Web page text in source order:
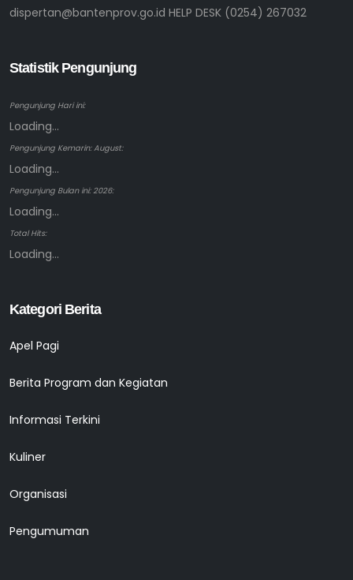
dispertan@bantenprov.go.id HELP DESK (0254) 267032
Statistik Pengunjung
Pengunjung Hari ini:
Loading...
Pengunjung Kemarin: August:
Loading...
Pengunjung Bulan ini: 2026:
Loading...
Total Hits:
Loading...
Kategori Berita
Apel Pagi
Berita Program dan Kegiatan
Informasi Terkini
Kuliner
Organisasi
Pengumuman